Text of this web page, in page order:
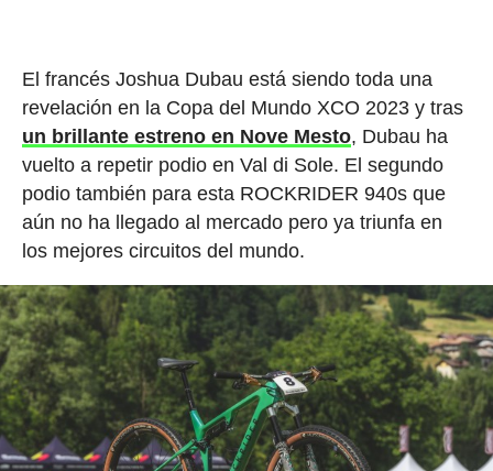
El francés Joshua Dubau está siendo toda una
revelación en la Copa del Mundo XCO 2023 y tras
un brillante estreno en Nove Mesto, Dubau ha
vuelto a repetir podio en Val di Sole. El segundo
podio también para esta ROCKRIDER 940s que
aún no ha llegado al mercado pero ya triunfa en
los mejores circuitos del mundo.